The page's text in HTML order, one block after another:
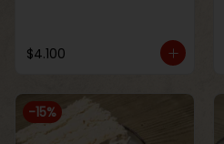
$4.100
-15%